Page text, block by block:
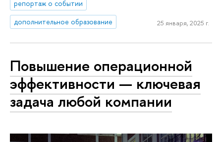
репортаж о событии
дополнительное образование
25 января, 2025 г.
Повышение операционной
эффективности — ключевая
задача любой компании